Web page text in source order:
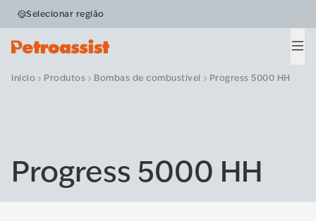
Selecionar região
Início Produtos Bombas de combustível Progress 5000 HH
Progress 5000 HH